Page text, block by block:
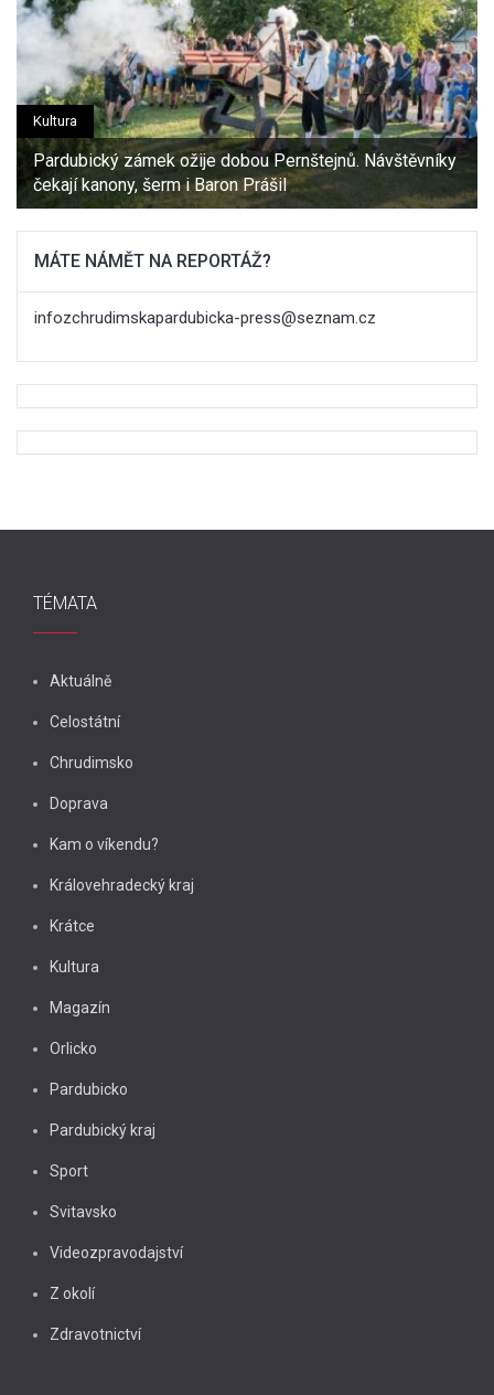
Kultura
Pardubický zámek ožije dobou Pernštejnů. Návštěvníky
čekají kanony, šerm i Baron Prášil
MÁTE NÁMĚT NA REPORTÁŽ?
infozchrudimskapardubicka-press@seznam.cz
TÉMATA
Aktuálně
Celostátní
Chrudimsko
Doprava
Kam o víkendu?
Královehradecký kraj
Krátce
Kultura
Magazín
Orlicko
Pardubicko
Pardubický kraj
Sport
Svitavsko
Videozpravodajství
Z okolí
Zdravotnictví